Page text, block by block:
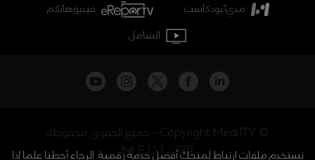
مدي1بودكاست
فيديوهاتكم
الشامل
جميع الحقوق محفوظة - Copyright Medi1TV ©
نستخدم ملفات ارتباط لمنحك أفضل خدمة رقمية. الرجاء أحطنا علما إذا